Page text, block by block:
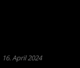
16. April 2024